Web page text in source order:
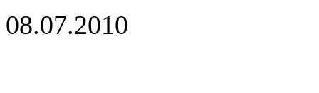
08.07.2010